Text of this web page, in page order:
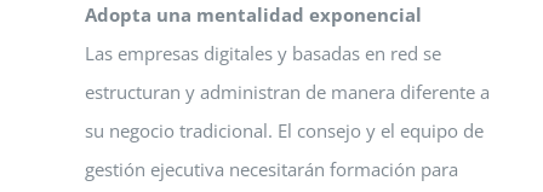
Adopta una mentalidad exponencial
Las empresas digitales y basadas en red se
estructuran y administran de manera diferente a
su negocio tradicional. El consejo y el equipo de
gestión ejecutiva necesitarán formación para